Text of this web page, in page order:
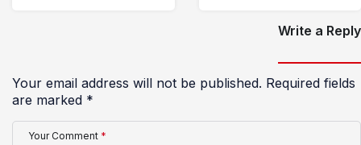
Write a Reply
Your email address will not be published. Required fields
are marked *
Your Comment *